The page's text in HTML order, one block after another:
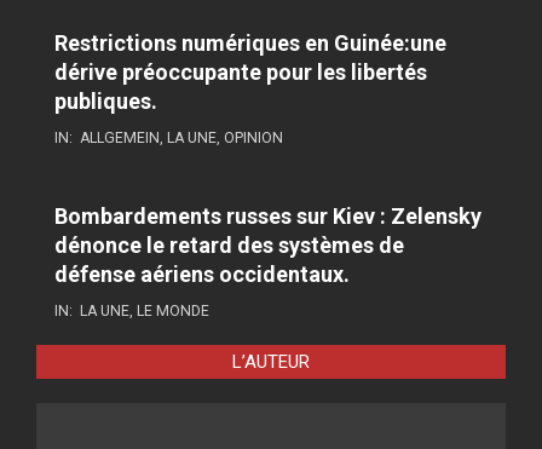
Restrictions numériques en Guinée:une
dérive préoccupante pour les libertés
publiques.
IN: ALLGEMEIN, LA UNE, OPINION
Bombardements russes sur Kiev : Zelensky
dénonce le retard des systèmes de
défense aériens occidentaux.
IN: LA UNE, LE MONDE
L’AUTEUR